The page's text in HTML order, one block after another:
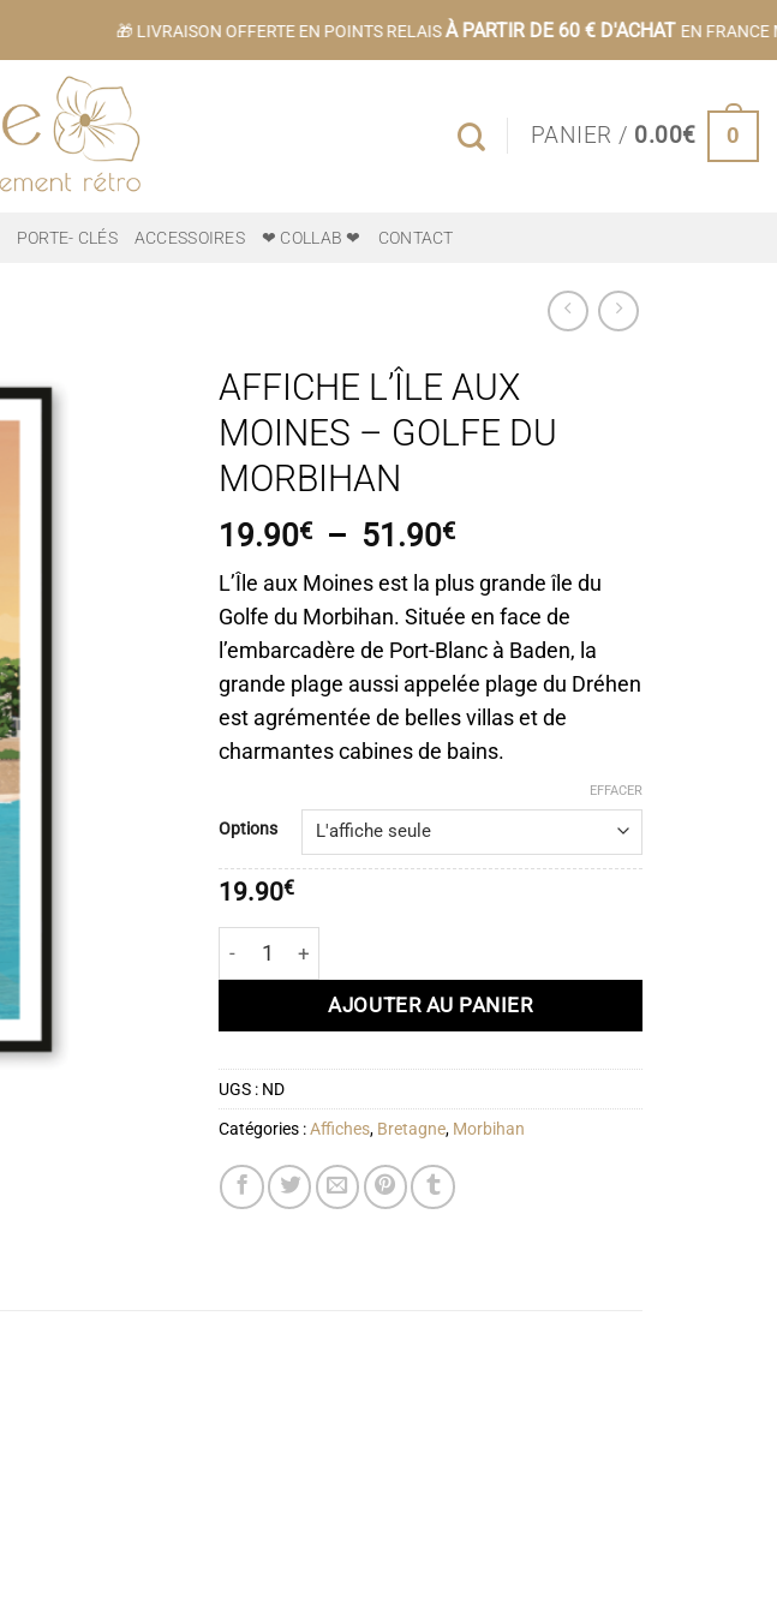
🎁 LIVRAISON OFFERTE EN POINTS RELAISÀ PARTIR DE 60 € D'ACHATEN FRANCE
PANIER / 0.00€ 0
PORTE- CLÉS ACCESSOIRES ❤ COLLAB ❤ CONTACT
AFFICHE L’ÎLE AUX
MOINES – GOLFE DU
MORBIHAN
19.90€ – 51.90€Plage
prix :
19.90€
à
51.90€
L’Île aux Moines est la plus grande île du
Golfe du Morbihan. Située en face de
l’embarcadère de Port-Blanc à Baden, la
grande plage aussi appelée plage du Dréhen
est agrémentée de belles villas et de
charmantes cabines de bains.
Options
EFFACER
19.90€
quantité de Affiche L’Île aux Moines – Golfe du Morbihan
AJOUTER AU PANIER
UGS : ND
Catégories :Affiches, Bretagne, Morbihan